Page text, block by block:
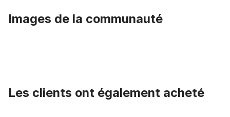
Images de la communauté
Les clients ont également acheté